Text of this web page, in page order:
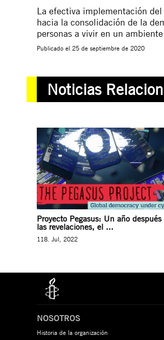
La efectiva implementación
hacia la consolidación de la
personas a vivir en un
Publicado el 25 de septiembre de 2020
Noticias
Proyecto Pegasus: Un año después
las revelaciones, el ...
118. Jul, 2022
NOSOTROS
Historia de la organización